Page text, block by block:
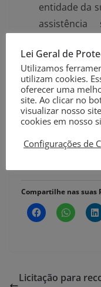
entidade da
podem
R$ 21
possível
que uma
Conselho
diferente dos
Compartilhe nas suas
Licitação para
Lei Geral de
Utilizamos
utilizam cookies.
oferecer uma
site. Ao clicar no
visualizar nosso
cookies em nosso
Configurações de